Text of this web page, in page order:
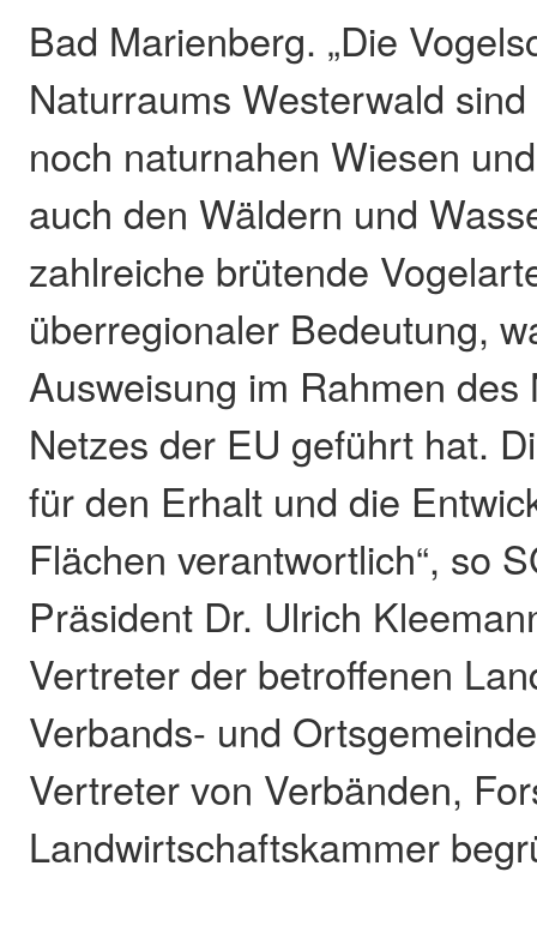
Bad Marienberg. „Die
Naturraums Westerwald
noch naturnahen Wiesen
auch den Wäldern und
zahlreiche brütende
überregionaler Bedeutung,
Ausweisung im Rahmen des
Netzes der EU geführt hat.
für den Erhalt und die
Flächen verantwortlich“, so
Präsident Dr. Ulrich
Vertreter der betroffenen
Verbands- und
Vertreter von Verbänden,
Landwirtschaftskammer